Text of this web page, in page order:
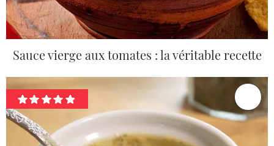
Sauce vierge aux tomates : la véritable recette